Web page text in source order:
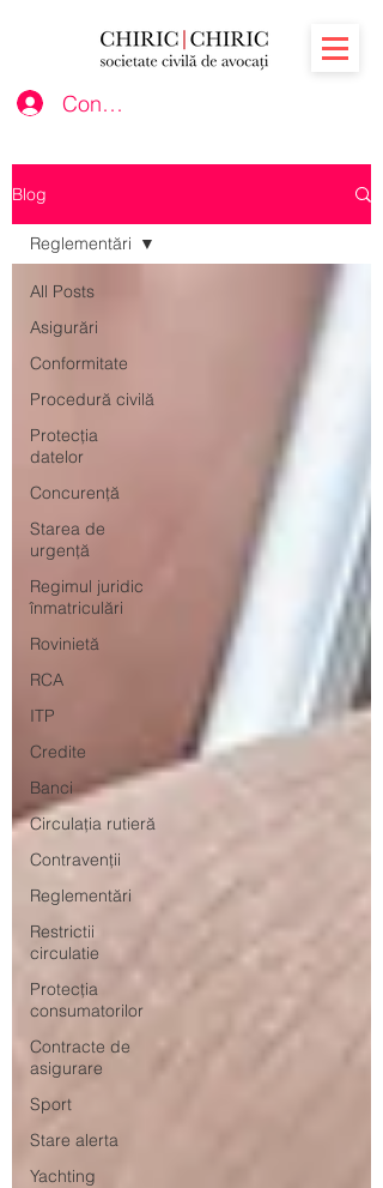
Conectează-te
Blog
All Posts
Asigurări
Conformitate
Procedură civilă
Protecția
datelor
Concurență
Starea de
urgență
Regimul juridic
înmatriculări
Rovinietă
RCA
ITP
Credite
Banci
Circulația rutieră
Contravenții
Reglementări
Restrictii
circulatie
Protecția
consumatorilor
Contracte de
asigurare
Sport
Stare alerta
Yachting
Reglementări